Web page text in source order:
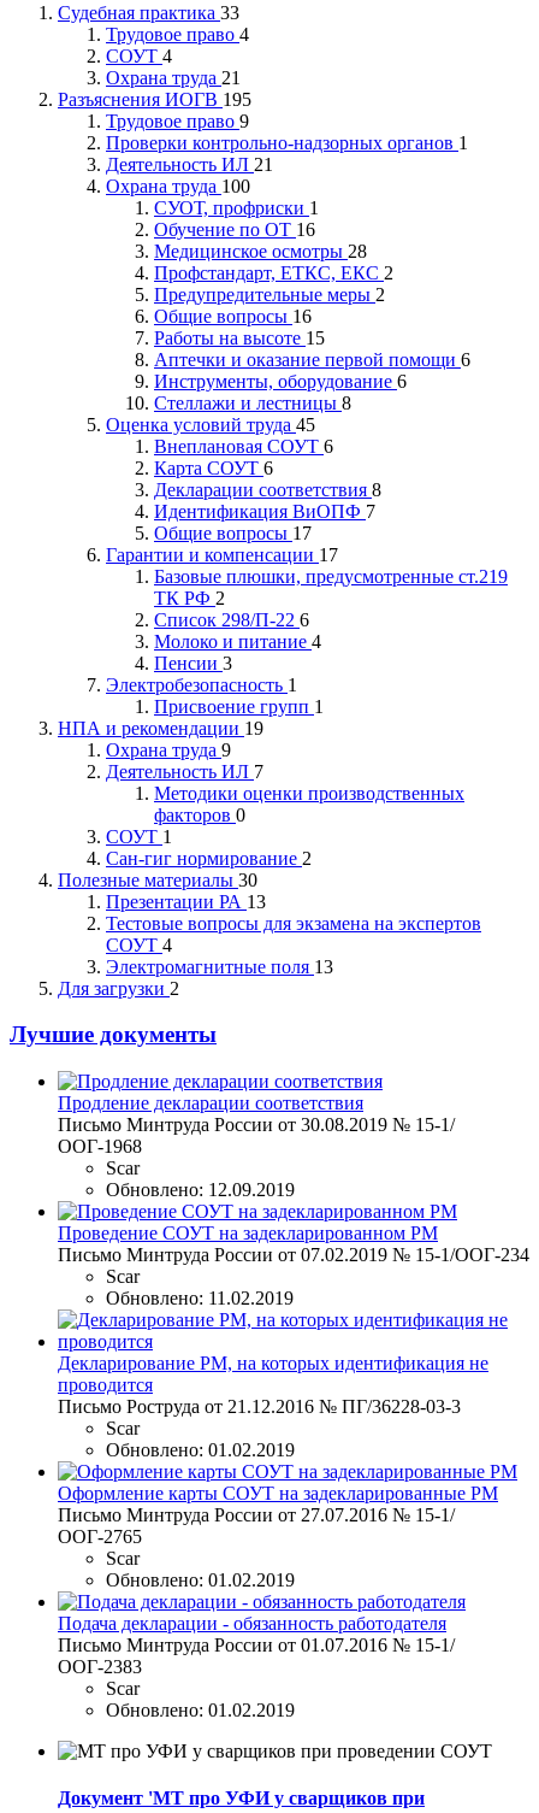
Судебная практика 33
Трудовое право 4
СОУТ 4
Охрана труда 21
Разъяснения ИОГВ 195
Трудовое право 9
Проверки контрольно-надзорных органов 1
Деятельность ИЛ 21
Охрана труда 100
СУОТ, профриски 1
Обучение по ОТ 16
Медицинское осмотры 28
Профстандарт, ЕТКС, ЕКС 2
Предупредительные меры 2
Общие вопросы 16
Работы на высоте 15
Аптечки и оказание первой помощи 6
Инструменты, оборудование 6
Стеллажи и лестницы 8
Оценка условий труда 45
Внеплановая СОУТ 6
Карта СОУТ 6
Декларации соответствия 8
Идентификация ВиОПФ 7
Общие вопросы 17
Гарантии и компенсации 17
Базовые плюшки, предусмотренные ст.219
ТК РФ 2
Список 298/П-22 6
Молоко и питание 4
Пенсии 3
Электробезопасность 1
Присвоение групп 1
НПА и рекомендации 19
Охрана труда 9
Деятельность ИЛ 7
Методики оценки производственных
факторов 0
СОУТ 1
Сан-гиг нормирование 2
Полезные материалы 30
Презентации РА 13
Тестовые вопросы для экзамена на экспертов
СОУТ 4
Электромагнитные поля 13
Для загрузки 2
Лучшие документы
Продление декларации соответствия
Письмо Минтруда России от 30.08.2019 № 15-1/
ООГ-1968
Scar
Обновлено: 12.09.2019
Проведение СОУТ на задекларированном РМ
Письмо Минтруда России от 07.02.2019 № 15-1/ООГ-234
Scar
Обновлено: 11.02.2019
Декларирование РМ, на которых идентификация не
проводится
Письмо Роструда от 21.12.2016 № ПГ/36228-03-3
Scar
Обновлено: 01.02.2019
Оформление карты СОУТ на задекларированные РМ
Письмо Минтруда России от 27.07.2016 № 15-1/
ООГ-2765
Scar
Обновлено: 01.02.2019
Подача декларации - обязанность работодателя
Письмо Минтруда России от 01.07.2016 № 15-1/
ООГ-2383
Scar
Обновлено: 01.02.2019
Документ 'МТ про УФИ у сварщиков при